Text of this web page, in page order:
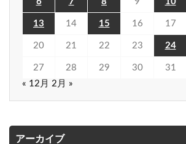
13 14 15 16 17
20 21 22 23 24
27 28 29 30
31
« 12月 2月 »
アーカイブ